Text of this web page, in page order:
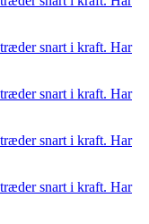
snart i kraft. Har
snart i kraft. Har
snart i kraft. Har
snart i kraft. Har